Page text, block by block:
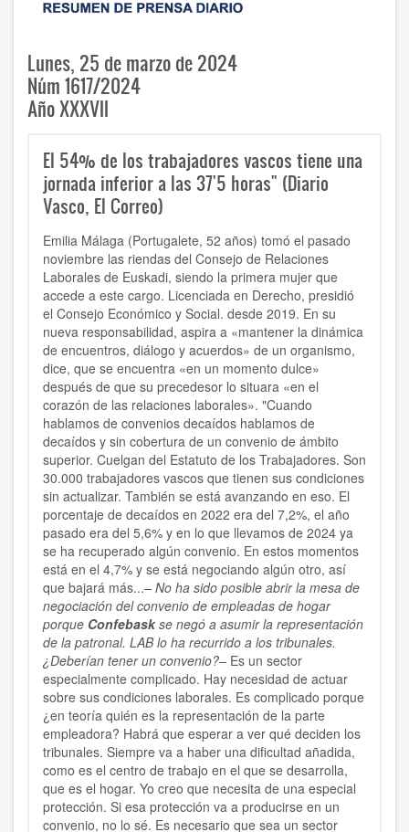
Lunes, 25 de marzo de 2024
Núm 1617/2024
Año XXXVII
El 54% de los trabajadores vascos tiene una
jornada inferior a las 37'5 horas" (Diario
Vasco, El Correo)
Emilia Málaga (Portugalete, 52 años) tomó el pasado
noviembre las riendas del Consejo de Relaciones
Laborales de Euskadi, siendo la primera mujer que
accede a este cargo. Licenciada en Derecho, presidió
el Consejo Económico y Social. desde 2019. En su
nueva responsabilidad, aspira a «mantener la dinámica
de encuentros, diálogo y acuerdos» de un organismo,
dice, que se encuentra «en un momento dulce»
después de que su precedesor lo situara «en el
corazón de las relaciones laborales». "Cuando
hablamos de convenios decaídos hablamos de
decaídos y sin cobertura de un convenio de ámbito
superior. Cuelgan del Estatuto de los Trabajadores. Son
30.000 trabajadores vascos que tienen sus condiciones
sin actualizar. También se está avanzando en eso. El
porcentaje de decaídos en 2022 era del 7,2%, el año
pasado era del 5,6% y en lo que llevamos de 2024 ya
se ha recuperado algún convenio. En estos momentos
está en el 4,7% y se está negociando algún otro, así
que bajará más...– No ha sido posible abrir la mesa de
negociación del convenio de empleadas de hogar
porque Confebaskse negó a asumir la representación
de la patronal. LAB lo ha recurrido a los tribunales.
¿Deberían tener un convenio?– Es un sector
especialmente complicado. Hay necesidad de actuar
sobre sus condiciones laborales. Es complicado porque
¿en teoría quién es la representación de la parte
empleadora? Habrá que esperar a ver qué deciden los
tribunales. Siempre va a haber una dificultad añadida,
como es el centro de trabajo en el que se desarrolla,
que es el hogar. Yo creo que necesita de una especial
protección. Si esa protección va a producirse en un
convenio, no lo sé. Es necesario que sea un sector